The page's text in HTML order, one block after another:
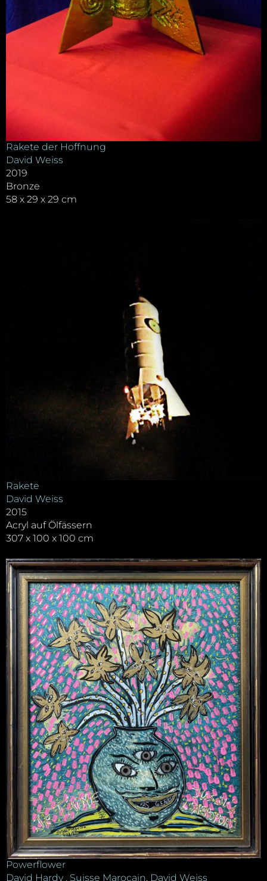
Rakete der Hoffnung
David Weiss
2019
Bronze
58 x 29 x 29 cm
Rakete
David Weiss
2015
Acryl auf Ölfässern
307 x 100 x 100 cm
Powerflower
David Hardy . Suisse Marocain, David Weiss